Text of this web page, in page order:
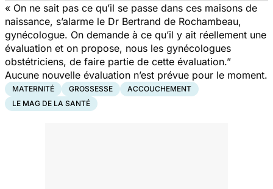
« On ne sait pas ce qu’il se passe dans ces maisons de
naissance, s’alarme le Dr Bertrand de Rochambeau,
gynécologue. On demande à ce qu’il y ait réellement une
évaluation et on propose, nous les gynécologues
obstétriciens, de faire partie de cette évaluation.”
Aucune nouvelle évaluation n’est prévue pour le moment.
MATERNITÉ GROSSESSE
ACCOUCHEMENT
LE MAG DE LA SANTÉ